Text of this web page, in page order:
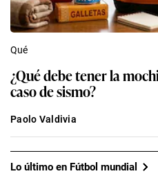
Qué
¿Qué debe tener la
caso de sismo?
Paolo Valdivia
Lo último en Fútbol mundial